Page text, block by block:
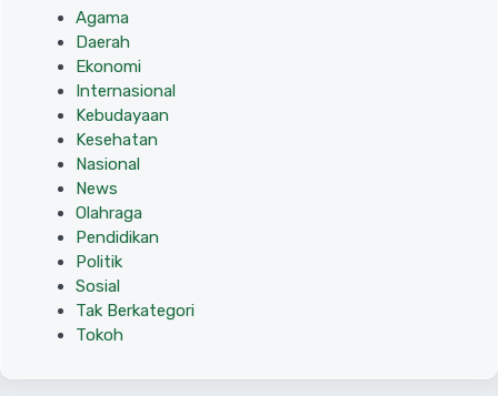
Agama
Daerah
Ekonomi
Internasional
Kebudayaan
Kesehatan
Nasional
News
Olahraga
Pendidikan
Politik
Sosial
Tak Berkategori
Tokoh